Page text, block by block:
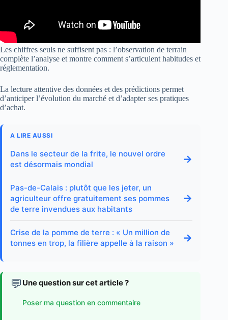
Les chiffres seuls ne suffisent pas : l’observation de terrain
complète l’analyse et montre comment s’articulent habitudes et
réglementation.
La lecture attentive des données et des prédictions permet
d’anticiper l’évolution du marché et d’adapter ses pratiques
d’achat.
A LIRE AUSSI
Dans le secteur de la frite, le nouvel ordre
est désormais mondial
→
Pas-de-Calais : plutôt que les jeter, un
agriculteur offre gratuitement ses pommes
de terre invendues aux habitants
→
Crise de la pomme de terre : « Un million de
tonnes en trop, la filière appelle à la raison »
→
💬 Une question sur cet article ?
Poser ma question en commentaire